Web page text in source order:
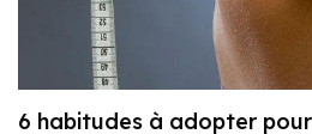
6 habitudes à adopter